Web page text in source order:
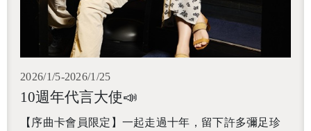
2026/1/5-2026/1/25
10週年代言大使📣
【序曲卡會員限定】一起走過十年，留下許多彌足珍